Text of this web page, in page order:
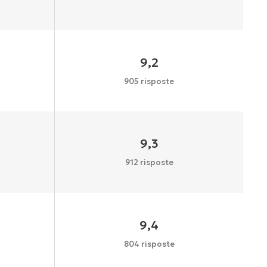
9,2
905 risposte
9,3
912 risposte
9,4
804 risposte